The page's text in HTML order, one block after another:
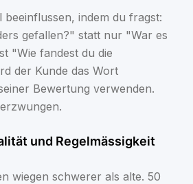
beeinflussen, indem du fragst:
gefallen?" statt nur "War es
"Wie fandest du die
der Kunde das Wort
Bewertung verwenden.
und Regelmässigkeit
wiegen schwerer als alte. 50